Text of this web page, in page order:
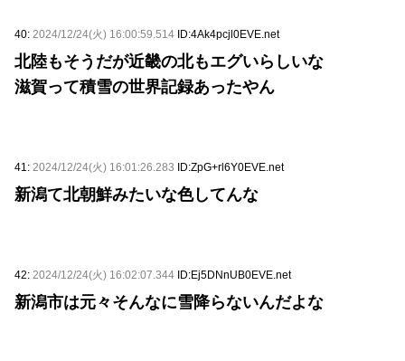
40: 2024/12/24(火) 16:00:59.514 ID:4Ak4pcjl0EVE.net
北陸もそうだが近畿の北もエグいらしいな
滋賀って積雪の世界記録あったやん
41: 2024/12/24(火) 16:01:26.283 ID:ZpG+rl6Y0EVE.net
新潟て北朝鮮みたいな色してんな
42: 2024/12/24(火) 16:02:07.344 ID:Ej5DNnUB0EVE.net
新潟市は元々そんなに雪降らないんだよな